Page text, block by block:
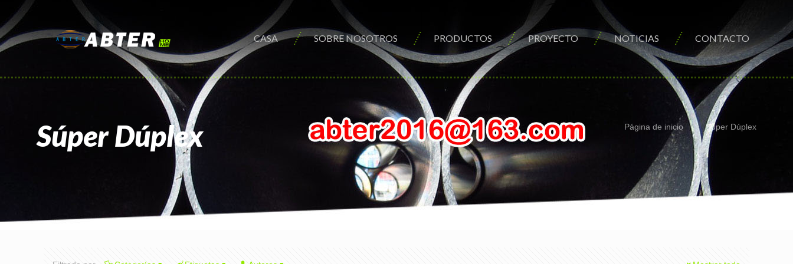
CASA SOBRE NOSOTROS PRODUCTOS PROYECTO NOTICIAS CONTACTO
Súper Dúplex Página de inicio Súper Dúplex